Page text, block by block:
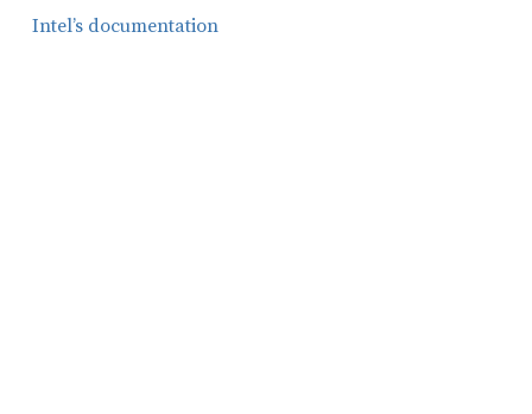
Intel’s documentation